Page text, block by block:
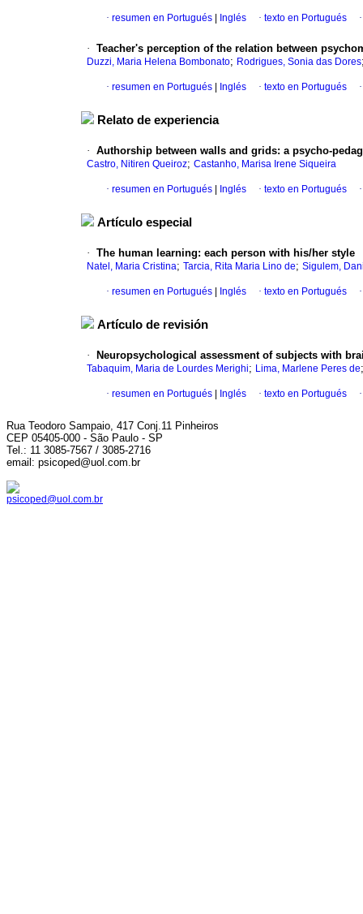
· resumen en Portugués Inglés · texto en Portugués
· Teacher's perception of the relation between
Duzzi, Maria Helena Bombonato; Rodrigues, Sonia das Dores
· resumen en Portugués Inglés · texto en Portugués
Relato de experiencia
· Authorship between walls and grids: a psycho-
Castro, Nitiren Queiroz; Castanho, Marisa Irene Siqueira
· resumen en Portugués Inglés · texto en Portugués
Artículo especial
· The human learning: each person with his/her style
Natel, Maria Cristina; Tarcia, Rita Maria Lino de; Sigulem,
· resumen en Portugués Inglés · texto en Portugués
Artículo de revisión
· Neuropsychological assessment of subjects with
Tabaquim, Maria de Lourdes Merighi; Lima, Marlene Peres de
· resumen en Portugués Inglés · texto en Portugués
Rua Teodoro Sampaio, 417 Conj.11 Pinheiros
CEP 05405-000 - São Paulo - SP
Tel.: 11 3085-7567 / 3085-2716
email: psicoped@uol.com.br
psicoped@uol.com.br